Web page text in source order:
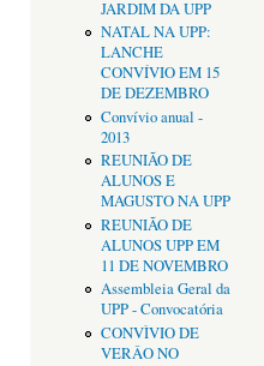
JARDIM DA UPP
NATAL NA UPP:
LANCHE
CONVÍVIO EM 15
DE DEZEMBRO
Convívio anual -
2013
REUNIÃO DE
ALUNOS E
MAGUSTO NA UPP
REUNIÃO DE
ALUNOS UPP EM
11 DE NOVEMBRO
Assembleia Geral da
UPP - Convocatória
CONVÌVIO DE
VERÂO NO